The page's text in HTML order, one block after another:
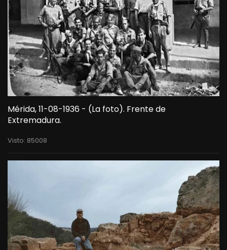
Mérida, 11-08-1936 - (La foto). Frente de
Extremadura.
Visto: 85008